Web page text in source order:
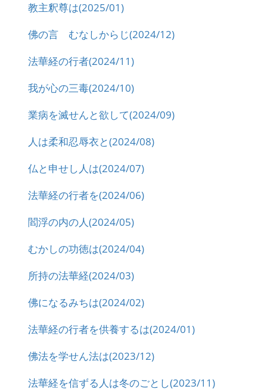
教主釈尊は(2025/01)
佛の言 むなしからじ(2024/12)
法華経の行者(2024/11)
我が心の三毒(2024/10)
業病を滅せんと欲して(2024/09)
人は柔和忍辱衣と(2024/08)
仏と申せし人は(2024/07)
法華経の行者を(2024/06)
閻浮の内の人(2024/05)
むかしの功徳は(2024/04)
所持の法華経(2024/03)
佛になるみちは(2024/02)
法華経の行者を供養するは(2024/01)
佛法を学せん法は(2023/12)
法華経を信ずる人は冬のごとし(2023/11)